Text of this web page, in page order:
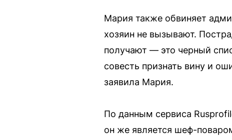
Мария также обвиняет
хозяин не вызывают.
получают — это черный
совесть признать вину и
заявила Мария.
По данным сервиса
он же является шеф-